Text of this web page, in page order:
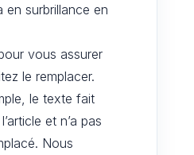
surbrillance en
vous assurer
le remplacer.
le texte fait
et n’a pas
Nous